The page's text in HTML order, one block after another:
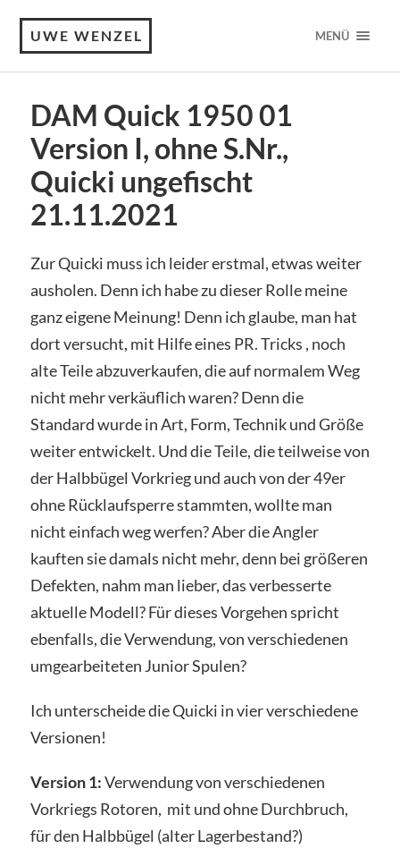
UWE WENZEL MENÜ
DAM Quick 1950 01
Version I, ohne S.Nr.,
Quicki ungefischt
21.11.2021
Zur Quicki muss ich leider erstmal, etwas weiter
ausholen. Denn ich habe zu dieser Rolle meine
ganz eigene Meinung! Denn ich glaube, man hat
dort versucht, mit Hilfe eines PR. Tricks , noch
alte Teile abzuverkaufen, die auf normalem Weg
nicht mehr verkäuflich waren? Denn die
Standard wurde in Art, Form, Technik und Größe
weiter entwickelt. Und die Teile, die teilweise von
der Halbbügel Vorkrieg und auch von der 49er
ohne Rücklaufsperre stammten, wollte man
nicht einfach weg werfen? Aber die Angler
kauften sie damals nicht mehr, denn bei größeren
Defekten, nahm man lieber, das verbesserte
aktuelle Modell? Für dieses Vorgehen spricht
ebenfalls, die Verwendung, von verschiedenen
umgearbeiteten Junior Spulen?
Ich unterscheide die Quicki in vier verschiedene
Versionen!
Version 1:Verwendung von verschiedenen
Vorkriegs Rotoren, mit und ohne Durchbruch,
für den Halbbügel (alter Lagerbestand?)